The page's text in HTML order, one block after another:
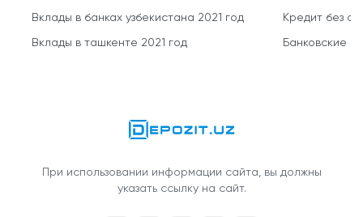
Вклады в банках узбекистана 2021 год
Вклады в ташкенте 2021 год
Кредит без
Банковские
При использовании информации сайта, вы должны
указать ссылку на сайт.